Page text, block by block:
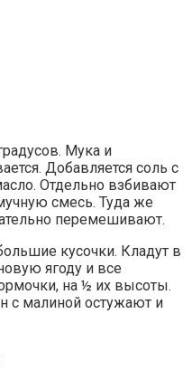
Мука и
Добавляется соль с
Отдельно взбивают
смесь. Туда же
перемешивают.
кусочки. Кладут в
ягоду и все
на ½ их высоты.
с малиной остужают и